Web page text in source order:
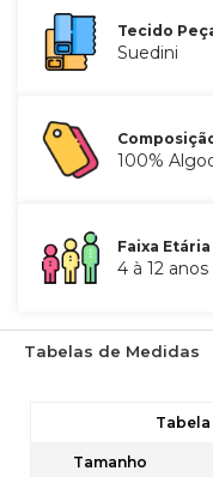
Tecido
Suedini
100%
Faixa Etária
4 à 12 anos
Tabelas de Medidas
Tamanho